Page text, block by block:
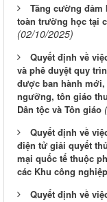
Tăng cường đảm
toàn trường học tại
(02/10/2025)
Quyết định về
và phê duyệt quy
được ban hành
ngưỡng, tôn giáo
Dân tộc và Tôn giáo
Quyết định về
điện tử giải quyết
mại quốc tế thuộc
các Khu công
Quyết định về